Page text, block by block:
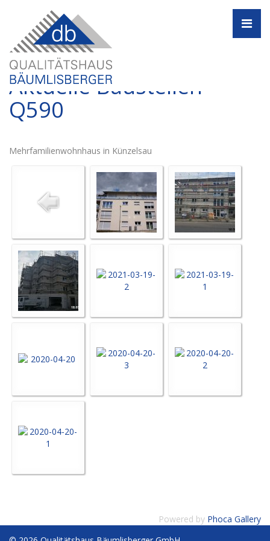
Aktuelle Baustellen -
Q590
Mehrfamilienwohnhaus in Künzelsau
Powered by Phoca Gallery